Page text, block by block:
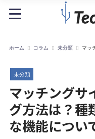
ホーム コラム 未分類
マッ
未分類
マッチングサ
グ方法は？種
な機能につい